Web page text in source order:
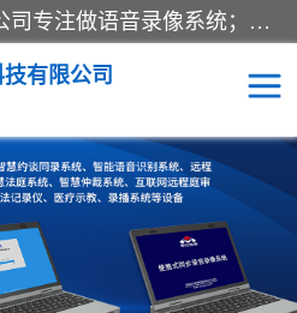
深圳鼎立宏泰科技有限公司专注做语音录像系统；主要服务有：约谈室同步录音录像系统、设计数字询问同步录音录像、数字约谈室同步录音录像、公开听证室、智慧庭审、智能语音识别转写、远程提讯（提审）、记录仪、远程指挥综合管理平台、录播系统等
有限公司
便携式审讯设备
听证室